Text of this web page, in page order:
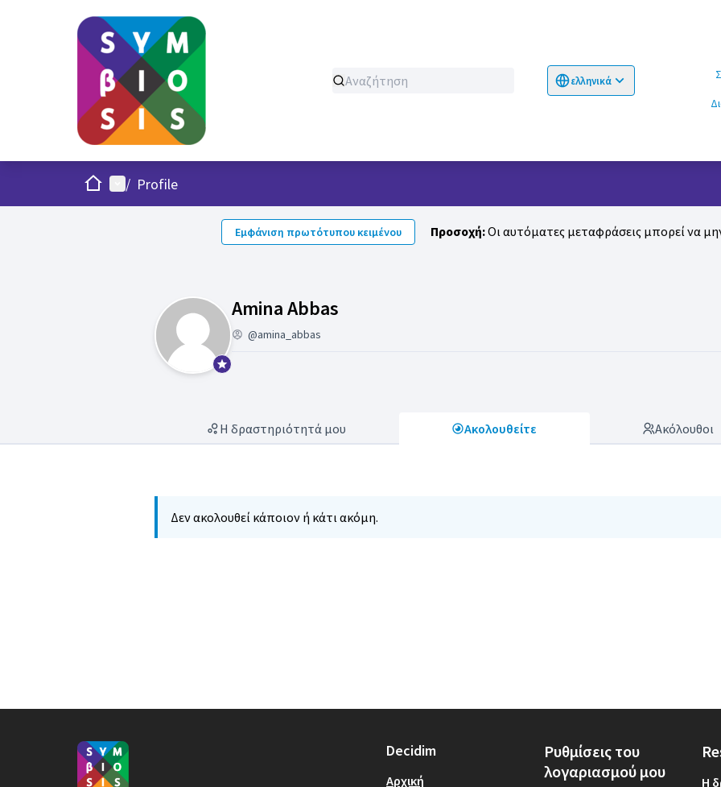
ελληνικά
Choose language
Σχετικά
ΣπίτιΚυρίως μενού
/ Profile
Εμφάνιση πρωτότυπου κειμένου Προσοχή:Οι αυτόματες μεταφράσεις μπορεί να
Επίσημος συμμετέχων
Amina Abbas
@amina_abbas
Η δραστηριότητά μου Ακολουθείτε Ακόλουθοι
Δεν ακολουθεί κάποιον ή κάτι ακόμη.
Decidim
Αρχική
Ρυθμίσεις του
λογαριασμού μου
Η